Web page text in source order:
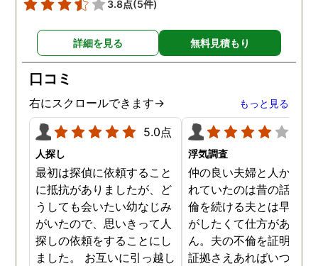
3.8点(5件)
詳細を見る 無料見積もり
口コミ
右にスクロールできます→ もっと見る
5.0点
人探し
最初は探偵に依頼すること
に抵抗がありましたが、ど
うしても会いたい幼なじみ
がいたので、思いきって人
探しの依頼をすることにし
ました。 お互いに引っ越し
浮気調査
仲の良い夫婦と人から言
れていたのは昔の話で、
倫を続ける夫とは早く離
がしたくて仕方がありま
ん。夫の不倫を証明でき
証拠さえあればいつでも